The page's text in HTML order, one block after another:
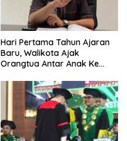
Hari Pertama Tahun Ajaran
Baru, Walikota Ajak
Orangtua Antar Anak Ke